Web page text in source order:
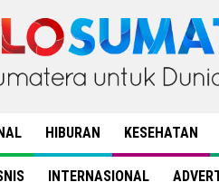
HIBURAN KESEHATAN
INTERNASIONAL